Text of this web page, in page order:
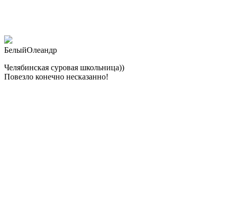
БелыйОлеандр
Челябинская суровая школьница))
Повезло конечно несказанно!